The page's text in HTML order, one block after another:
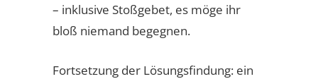
– inklusive Stoßgebet, es möge ihr
bloß niemand begegnen.
Fortsetzung der Lösungsfindung: ein